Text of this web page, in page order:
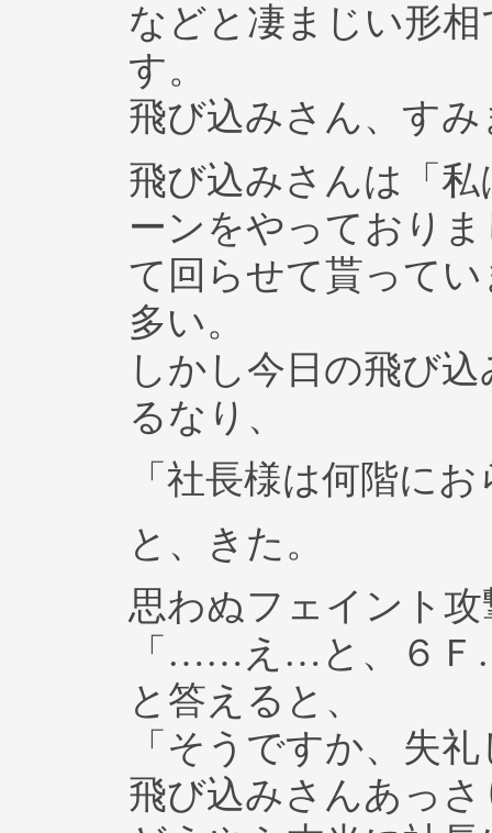
などと凄まじい形
す。
飛び込みさん、す
飛び込みさんは「
ーンをやっており
て回らせて貰って
多い。
しかし今日の飛び
るなり、
「社長様は何階に
と、きた。
思わぬフェイント
「……え…と、６
と答えると、
「そうですか、失
飛び込みさんあっさ